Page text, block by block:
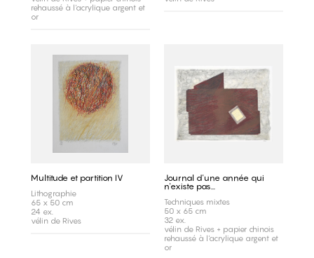
rehaussé à l'acrylique argent et
or
Multitude et partition IV
Lithographie
65 x 50 cm
24 ex.
vélin de Rives
Journal d'une année qui
n'existe pas...
Techniques mixtes
50 x 65 cm
32 ex.
vélin de Rives + papier chinois
rehaussé à l'acrylique argent et
or